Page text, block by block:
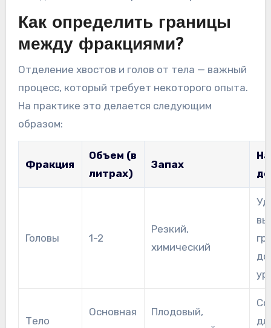
Как определить границы
между фракциями?
Отделение хвостов и голов от тела — важный
процесс, который требует некоторого опыта.
На практике это делается следующим
образом:
Фракция
Объем (в
литрах)
Запах
Головы 1-2
Резкий,
химический
Тело
Основная
Плодовый,